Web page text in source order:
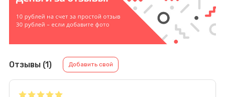
Отзывы (1) Добавить свой